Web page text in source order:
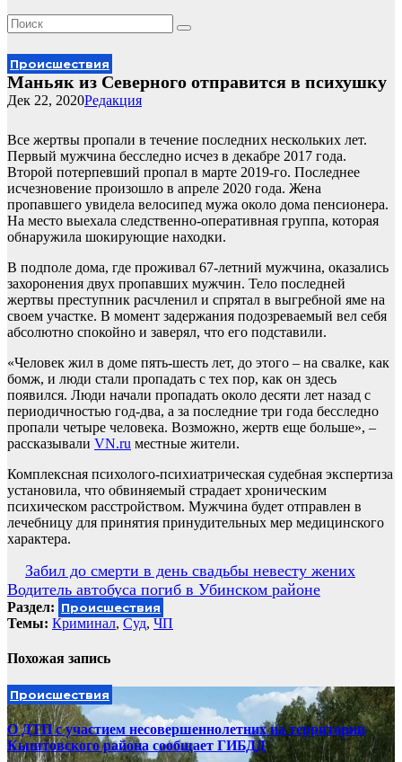
Происшествия
Маньяк из Северного отправится в психушку
Редакция
Дек 22, 2020
Все жертвы пропали в течение последних нескольких лет.
Первый мужчина бесследно исчез в декабре 2017 года.
Второй потерпевший пропал в марте 2019-го. Последнее
исчезновение произошло в апреле 2020 года. Жена
пропавшего увидела велосипед мужа около дома пенсионера.
На место выехала следственно-оперативная группа, которая
обнаружила шокирующие находки.
В подполе дома, где проживал 67-летний мужчина, оказались
захоронения двух пропавших мужчин. Тело последней
жертвы преступник расчленил и спрятал в выгребной яме на
своем участке. В момент задержания подозреваемый вел себя
абсолютно спокойно и заверял, что его подставили.
«Человек жил в доме пять-шесть лет, до этого – на свалке, как
бомж, и люди стали пропадать с тех пор, как он здесь
появился. Люди начали пропадать около десяти лет назад с
периодичностью год-два, а за последние три года бесследно
пропали четыре человека. Возможно, жертв еще больше», –
рассказывали VN.ru местные жители.
Комплексная психолого-психиатрическая судебная экспертиза
установила, что обвиняемый страдает хроническим
психическом расстройством. Мужчина будет отправлен в
лечебницу для принятия принудительных мер медицинского
характера.
Навигация
по
записям
Забил до смерти в день свадьбы невесту жених
Водитель автобуса погиб в Убинском районе
Раздел: Происшествия
Темы: Криминал, Суд, ЧП
Похожая запись
Происшествия
О ДТП с участием несовершеннолетних на территории
Кыштовского района сообщает ГИБДД